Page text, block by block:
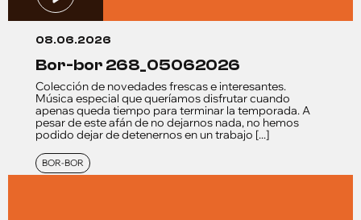
08.06.2026
bor-bor 268_05062026
Colección de novedades frescas e interesantes.
Música especial que queríamos disfrutar cuando
apenas queda tiempo para terminar la temporada. A
pesar de este afán de no dejarnos nada, no hemos
podido dejar de detenernos en un trabajo [...]
BOR-BOR